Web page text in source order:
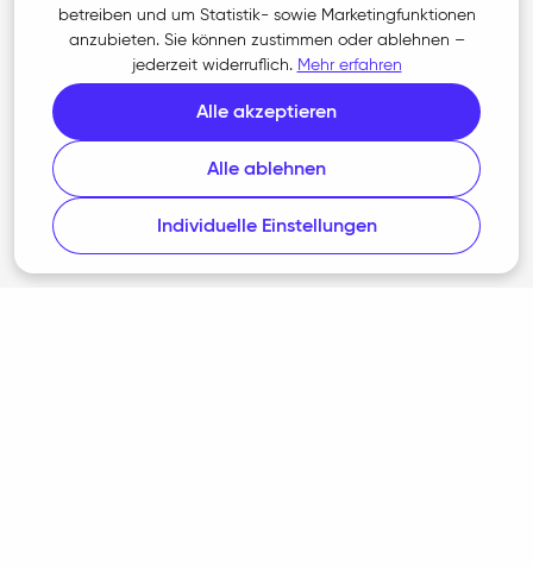
Unternehmen
Karriere
Kontakt
Presse
betreiben und um Statistik- sowie Marketingfunktionen
anzubieten. Sie können zustimmen oder ablehnen –
jederzeit widerruflich. Mehr erfahren
Alle akzeptieren
Alle ablehnen
Individuelle Einstellungen